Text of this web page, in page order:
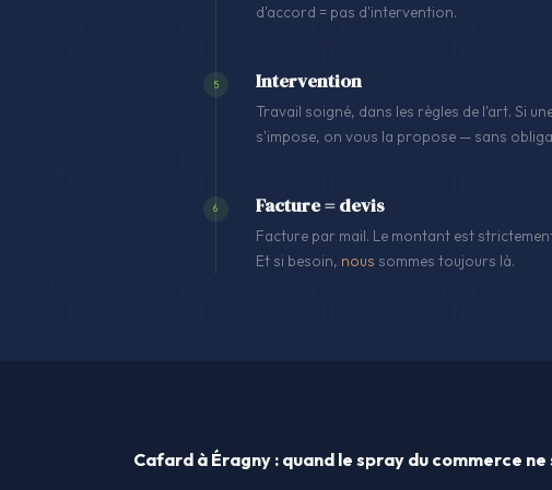
d'accord = pas d'intervention.
5 Intervention
Travail soigné, dans les règles de l'art. Si
s'impose, on vous la propose — sans
6 Facture = devis
Facture par mail. Le montant est
Et si besoin, nous sommes toujours là.
Cafard à Éragny : quand le spray du commerce